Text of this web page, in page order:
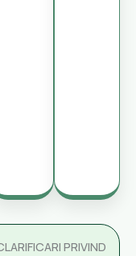
PRIVIND